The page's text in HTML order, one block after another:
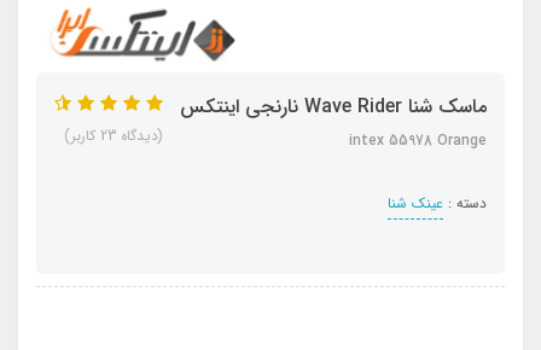
ماسک شنا Wave Rider نارنجی اینتکس
intex 55978 Orange
دسته : عینک شنا
(دیدگاه 23 کاربر)